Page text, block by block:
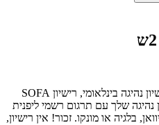
תצטרך רישיון נהיגה יפני בתוקף, רישיון נהיגה בינלאומי, רישיון SOFA
נהיגה שלך עם תרגום רשמי ליפנית
בלגיה או מונקו. זכור! אין רישיון,